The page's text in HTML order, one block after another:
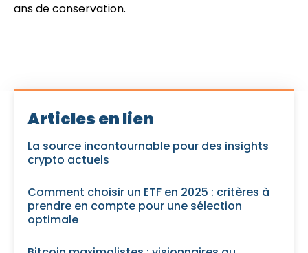
ans de conservation.
Articles en lien
La source incontournable pour des insights
crypto actuels
Comment choisir un ETF en 2025 : critères à
prendre en compte pour une sélection
optimale